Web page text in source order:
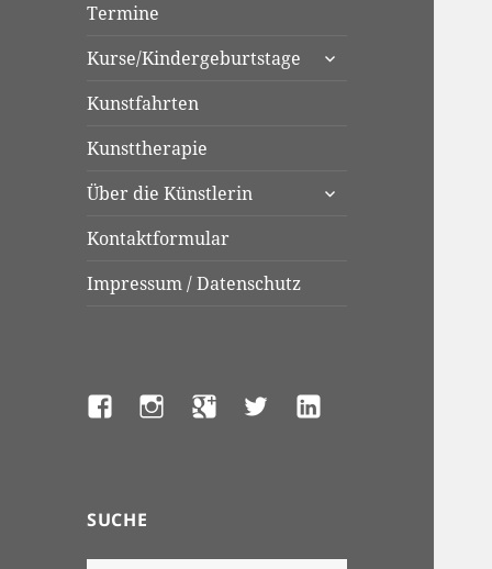
Termine
Kurse/Kindergeburtstage
untermenü
Kunstfahrten
Kunsttherapie
Über die Künstlerin
untermenü
Kontaktformular
Impressum / Datenschutz
FacebookInstagramGoogle+TwitterLinkedIn
SUCHE